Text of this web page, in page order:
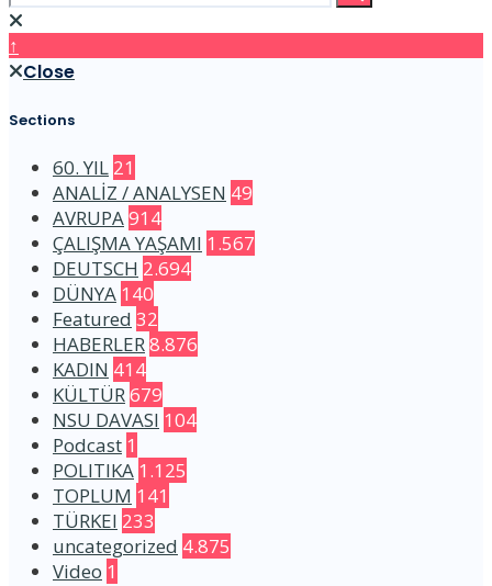
↑
Close
Sections
60. YIL 21
ANALİZ / ANALYSEN 49
AVRUPA914
ÇALIŞMA YAŞAMI 1.567
DEUTSCH 2.694
DÜNYA 140
Featured 32
HABERLER8.876
KADIN 414
KÜLTÜR679
NSU DAVASI 104
Podcast 1
POLITIKA 1.125
TOPLUM 141
TÜRKEI 233
uncategorized 4.875
Video 1